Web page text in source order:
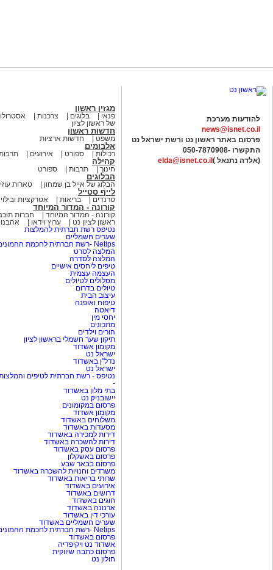
להודעות מערכת
news@isnet.co.il
פרסום באתר ראשון נט ורשת ישראל נט
התקשרו -050-7870908
(אלדה נתנאל ) elda@isnet.co.il
מגזין ראשון
פנאי בלוגים צרכנות
של ראשון לציון
חדשות ראשון
משפט חדשות ארציות
אלבומים
רכילות ספורט אירועים
קהילה
חינוך תרבות ספורט
הבלוגים
הבלוג של אייל בן שמחון טארות
לייף סטייל
טרנדים בריאות אטרקציות ובילוי
קורונה - המדור המיוחד
קורונה - המדור המיוחד
חברות
ראשון לציון נט
ערוץ וידאו
נטיפס רשת חברתית להמלצות
שערים חשמליים
Netips -רשת חברתית לחכמת ההמונים
המלצה לסרט
המלצה לסדרה
טיפים ליחסים אישיים
העצמה עצמית
מסלולים לטיולים
טיולים בדרום
עיצוב הבית
טיפוח ואופנה
דיאטה
יחסי מין
מתכונים
הורים וילדים
תיקון שער חשמלי בראשון לציון
מקומון אשדוד
ישראל נט
נדל"ן באשדוד
ישראל נט
נטיפס - רשת חברתית לטיפים
-
בתי מלון באשדוד
יישובניק נט
פרסום במקומונים
מקומון אשדוד
משלוחים באשדוד
מסעדות באשדוד
דירות למכירה באשדוד
דירות להשכרה באשדוד
פרסום עסק באשדוד
פרסום באשקלון
פרסום בבאר שבע
משרדים וחנויות להשכרה באשדוד
שרותי בריאות באשדוד
אירועים באשדוד
דרושים באשדוד
חוגים באשדוד
ארנונה באשדוד
עורכי דין באשדוד
שערים חשמליים באשדוד
Netips -רשת חברתית לחכמת ההמונים
פרסום באשדוד
אשדוד נט ויקיפדיה
פרסום כתבה שיווקית
חולון נט